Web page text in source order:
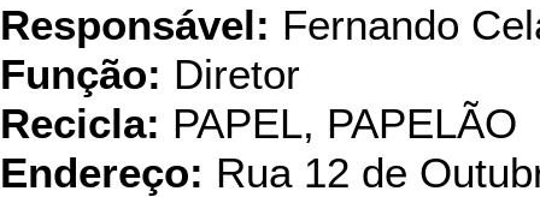
Responsável: Fernando
Função: Diretor
Recicla: PAPEL, PAPELÃO
Endereço: Rua 12 de